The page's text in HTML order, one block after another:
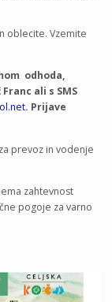
oblecite. Vzemite
odhoda,
ali s SMS
. Prijave
prevoz in vodenje
zahtevnost
pogoje za varno